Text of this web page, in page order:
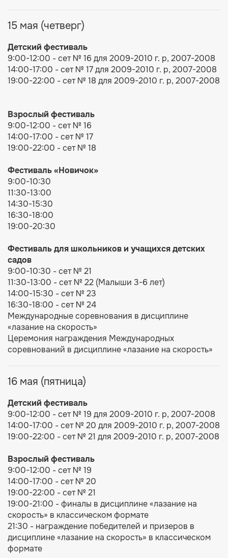
15 мая (четверг)
Детский фестиваль
9:00-12:00 - сет № 16 для 2009-2010 г. р, 2007-2008
14:00-17:00 - сет № 17 для 2009-2010 г. р, 2007-2008
19:00-22:00 - сет № 18 для 2009-2010 г. р, 2007-2008
Взрослый фестиваль
9:00-12:00 - сет № 16
14:00-17:00 - сет № 17
19:00-22:00 - сет № 18
Фестиваль«Новичок»
9:00-10:30
11:30-13:00
14:30-15:30
16:30-18:00
19:00-20:30
Фестиваль для школьников и учащихся детских
садов
9:00-10:30 - сет № 21
11:30-13:00 - сет № 22 (Малыши 3-6 лет)
14:00-15:30 - сет № 23
16:30-18:00 - сет № 24
Международные соревнования в дисциплине
«лазание на скорость»
Церемония награждения Международных
соревнований в дисциплине «лазание на скорость»
16 мая (пятница)
Детский фестиваль
9:00-12:00 - сет № 19 для 2009-2010 г. р, 2007-2008
14:00-17:00 - сет № 20 для 2009-2010 г. р, 2007-2008
19:00-22:00 - сет № 21 для 2009-2010 г. р, 2007-2008
Взрослый фестиваль
9:00-12:00 - сет № 19
14:00-17:00 - сет № 20
19:00-22:00 - сет № 21
19:00-21:00 - финалы в дисциплине «лазание на
скорость» в классическом формате
21:30 - награждение победителей и призеров в
дисциплине «лазание на скорость» в классическом
формате